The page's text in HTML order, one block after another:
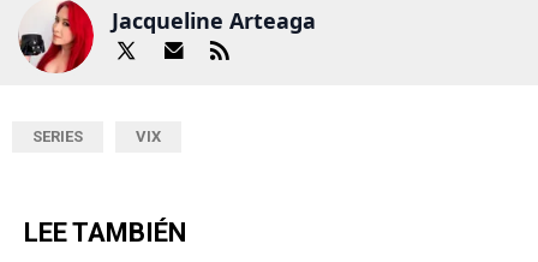
Jacqueline Arteaga
SERIES VIX
LEE TAMBIÉN